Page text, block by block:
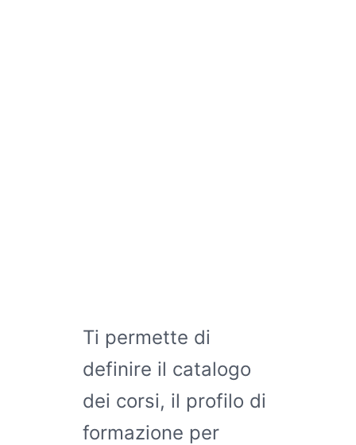
Ti permette di
definire il catalogo
dei corsi, il profilo di
formazione per